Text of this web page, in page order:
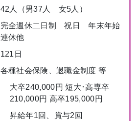
42人（男37人 女5人）
完全週休二日制 祝日 年末年始
連休他
121日
各種社会保険、退職金制度 等
大卒240,000円 短大･高専卒
210,000円 高卒195,000円
昇給年1回、賞与2回